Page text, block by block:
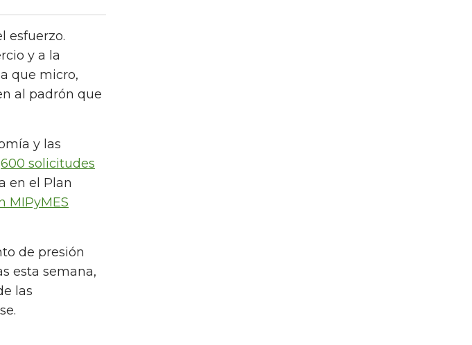
esfuerzo.
y a la
que micro,
al padrón que
y las
600 solicitudes
en el Plan
MIPyMES
de presión
esta semana,
las